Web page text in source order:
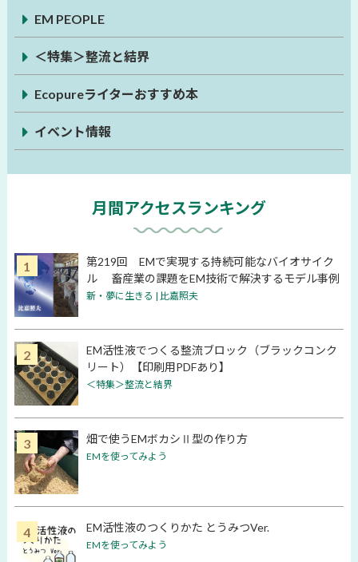
EM PEOPLE
＜特集＞整流と結界
Ecopureライターおすすめ本
イベント情報
月間アクセスランキング
第219回 EMで実現する持続可能なバイオサイク
ル 畜産業の課題をEM技術で解決するモデル事例
新・夢に生きる | 比嘉照夫
EM活性液でつくる整流ブロック（ブラックコンク
リート）【印刷用PDFあり】
＜特集＞整流と結界
畑で使うEMボカシⅡ型の作り方
EMを使ってみよう
EM活性液のつくりかた とうみつVer.
EMを使ってみよう